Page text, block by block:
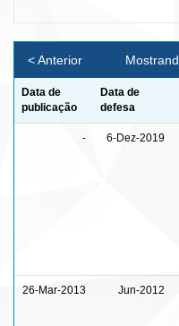
< Anterior
Data de
publicação
Data de
defesa
- 6-Dez-2019
26-Mar-2013 Jun-2012